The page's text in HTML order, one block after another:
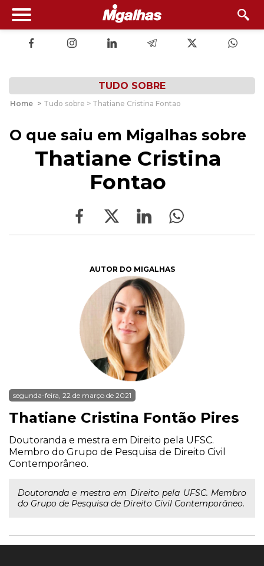
TUDO SOBRE
Home > Tudo sobre > Thatiane Cristina Fontao
O que saiu em Migalhas sobre
Thatiane Cristina
Fontao
AUTOR DO MIGALHAS
segunda-feira, 22 de março de 2021
Thatiane Cristina Fontão Pires
Doutoranda e mestra em Direito pela UFSC.
Membro do Grupo de Pesquisa de Direito Civil
Contemporâneo.
Doutoranda e mestra em Direito pela UFSC. Membro
do Grupo de Pesquisa de Direito Civil Contemporâneo.